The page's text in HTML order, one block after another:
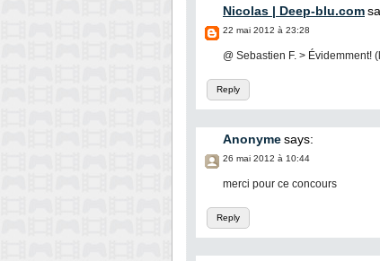
Nicolas | Deep-blu.com
22 mai 2012 à 23:28
Reply
@ Sebastien F. > Évidemment!
Anonymesays:
26 mai 2012 à 10:44
Reply
merci pour ce concours